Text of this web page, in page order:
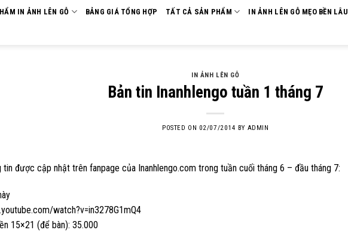
IN ẢNH LÊN GỖ BẢNG GIÁ TỔNG HỢP TẤT CẢ SẢN PHẨM IN ẢNH LÊN GỖ MẸO BỀN LÂU
IN ẢNH LÊN GỖ
Bản tin Inanhlengo tuần 1 tháng 7
POSTED ON 02/07/2014 BY ADMIN
tin được cập nhật trên fanpage của Inanhlengo.com trong tuần cuối tháng 6 – đầu tháng 7:
watch?v=in3278G1mQ4
15×21 (để bàn): 35.000